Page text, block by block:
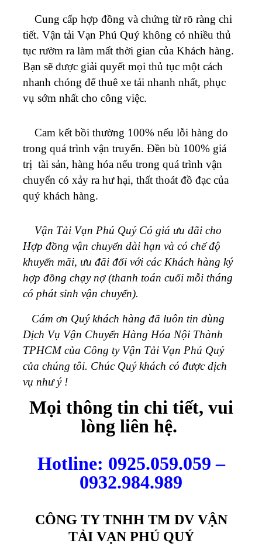
Cung cấp hợp đồng và chứng từ rõ ràng chi
tiết. Vận tải Vạn Phú Quý không có nhiều thủ
tục rườm ra làm mất thời gian của Khách hàng.
Bạn sẽ được giải quyết mọi thủ tục một cách
nhanh chóng để thuê xe tải nhanh nhất, phục
vụ sớm nhất cho công việc.
Cam kết bồi thường 100% nếu lỗi hàng do
trong quá trình vận truyển. Đền bù 100% giá
trị tài sản, hàng hóa nếu trong quá trình vận
chuyển có xảy ra hư hại, thất thoát đồ đạc của
quý khách hàng.
Vận Tải Vạn Phú Quý Có giá ưu đãi cho
Hợp đồng vận chuyển dài hạn và có chế độ
khuyến mãi, ưu đãi đối với các Khách hàng ký
hợp đồng chạy nợ (thanh toán cuối mỗi tháng
có phát sinh vận chuyển).
Cám ơn Quý khách hàng đã luôn tin dùng
Dịch Vụ Vận Chuyển Hàng Hóa Nội Thành
TPHCM của Công ty Vận Tải Vạn Phú Quý
của chúng tôi. Chúc Quý khách có được dịch
vụ như ý !
Mọi thông tin chi tiết, vui
lòng liên hệ.
Hotline: 0925.059.059 –
0932.984.989
CÔNG TY TNHH TM DV VẬN
TẢI VẠN PHÚ QUÝ